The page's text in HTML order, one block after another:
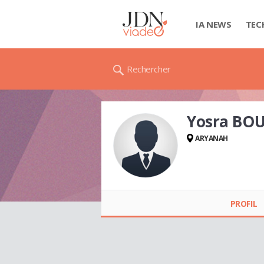
IA NEWS
Rechercher
Yosra
ARYANAH
PROFIL